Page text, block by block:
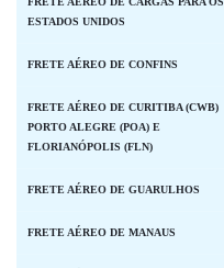
ESTADOS UNIDOS
FRETE AÉREO DE CONFINS
FRETE AÉREO DE CURITIBA (CWB)
PORTO ALEGRE (POA) E
FLORIANÓPOLIS (FLN)
FRETE AÉREO DE GUARULHOS
FRETE AÉREO DE MANAUS